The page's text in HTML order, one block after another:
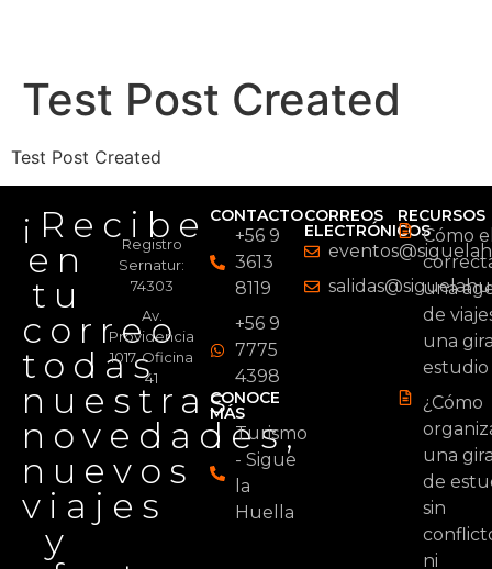
Test Post Created
Test Post Created
¡Recibe
en
tu
correo
todas
nuestras
novedades,
nuevos
viajes
y
Registro
Sernatur:
74303
Av.
Providencia
1017, Oficina
41
CONTACTO
+56 9
3613
8119
+56 9
7775
4398
CONOCE
MÁS
Turismo
- Sigue
la
Huella
CORREOS
ELECTRÓNICOS
RECURSOS
Cómo
una
de
una
estudio
¿Cómo
una
de
sin
ni